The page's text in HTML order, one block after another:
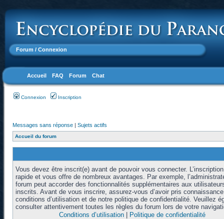
Forum / Connexion
Accueil FAQ Forum Chat
Connexion Inscription
Messages sans réponse | Sujets actifs
Accueil du forum
Vous devez être inscrit(e) avant de pouvoir vous connecter.
rapide et vous offre de nombreux avantages. Par exemple,
forum peut accorder des fonctionnalités supplémentaires aux
inscrits. Avant de vous inscrire, assurez-vous d’avoir pris
conditions d’utilisation et de notre politique de confidentialité. Veuillez
consulter attentivement toutes les règles du forum lors de votre
Conditions d’utilisation| Politique de confidentialité